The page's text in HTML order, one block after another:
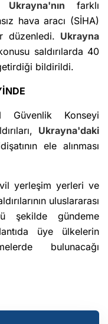
Ukrayna'nın farklı
hava aracı (SİHA)
düzenledi. Ukrayna
saldırılarda 40
bildirildi.
Güvenlik Konseyi
Ukrayna'daki
ele alınması
yerleşim yerleri ve
uluslararası
şekilde gündeme
üye ülkelerin
bulunacağı